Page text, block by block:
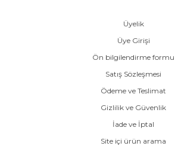
Üyelik
Üye Girişi
Ön bilgilendirme formu
Satış Sözleşmesi
Ödeme ve Teslimat
Gizlilik ve Güvenlik
İade ve İptal
Site içi ürün arama